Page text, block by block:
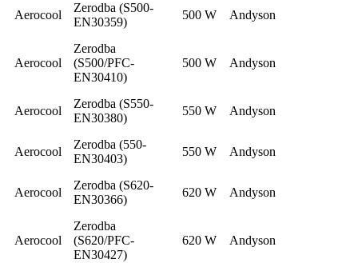
Aerocool
Zerodba (S500-
EN30359)
500 W Andyson
Aerocool
Zerodba
(S500/PFC-
EN30410)
500 W Andyson
Aerocool
Zerodba (S550-
EN30380)
550 W Andyson
Aerocool
Zerodba (550-
EN30403)
550 W Andyson
Aerocool
Zerodba (S620-
EN30366)
620 W Andyson
Aerocool
Zerodba
(S620/PFC-
EN30427)
620 W Andyson